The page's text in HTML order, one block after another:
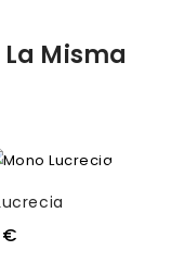
La Misma
€